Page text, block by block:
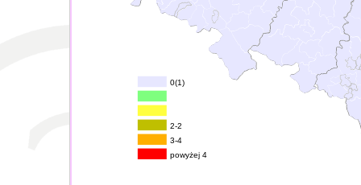
0(1)
2-2
3-4
powyżej 4